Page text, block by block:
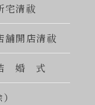
宅清祓
舗開店清祓
婚 式